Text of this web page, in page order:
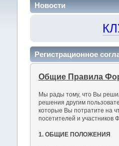
Новости
Регистрационное
Общие Правила
Мы рады тому, что Вы
решения другим
которые Вы потратите на
посетителей и участников
1. ОБЩИЕ ПОЛОЖЕНИЯ